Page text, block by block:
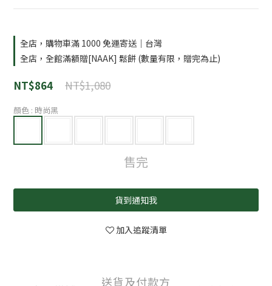
全店，購物車滿 1000 免運寄送｜台灣
全店，全館滿額贈[NAAK] 鬆餅 (數量有限，贈完為止)
NT$1,080
NT$864
顏色 : 時尚黑
售完
貨到通知我
加入追蹤清單
送貨及付款方